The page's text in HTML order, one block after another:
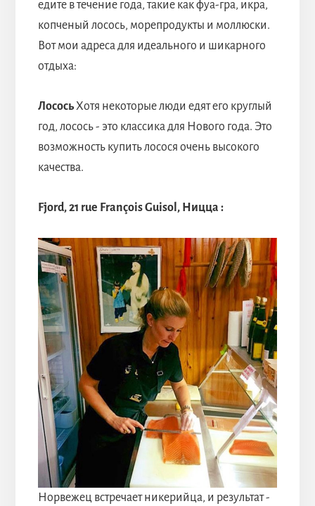
едите в течение года, такие как фуа-гра, икра,
копченый лосось, морепродукты и моллюски.
Вот мои адреса для идеального и шикарного
отдыха:
ЛососьХотя некоторые люди едят его круглый
год, лосось - это классика для Нового года. Это
возможность купить лосося очень высокого
качества.
Fjord, 21 rue François Guisol, Ницца :
Норвежец встречает никерийца, и результат -